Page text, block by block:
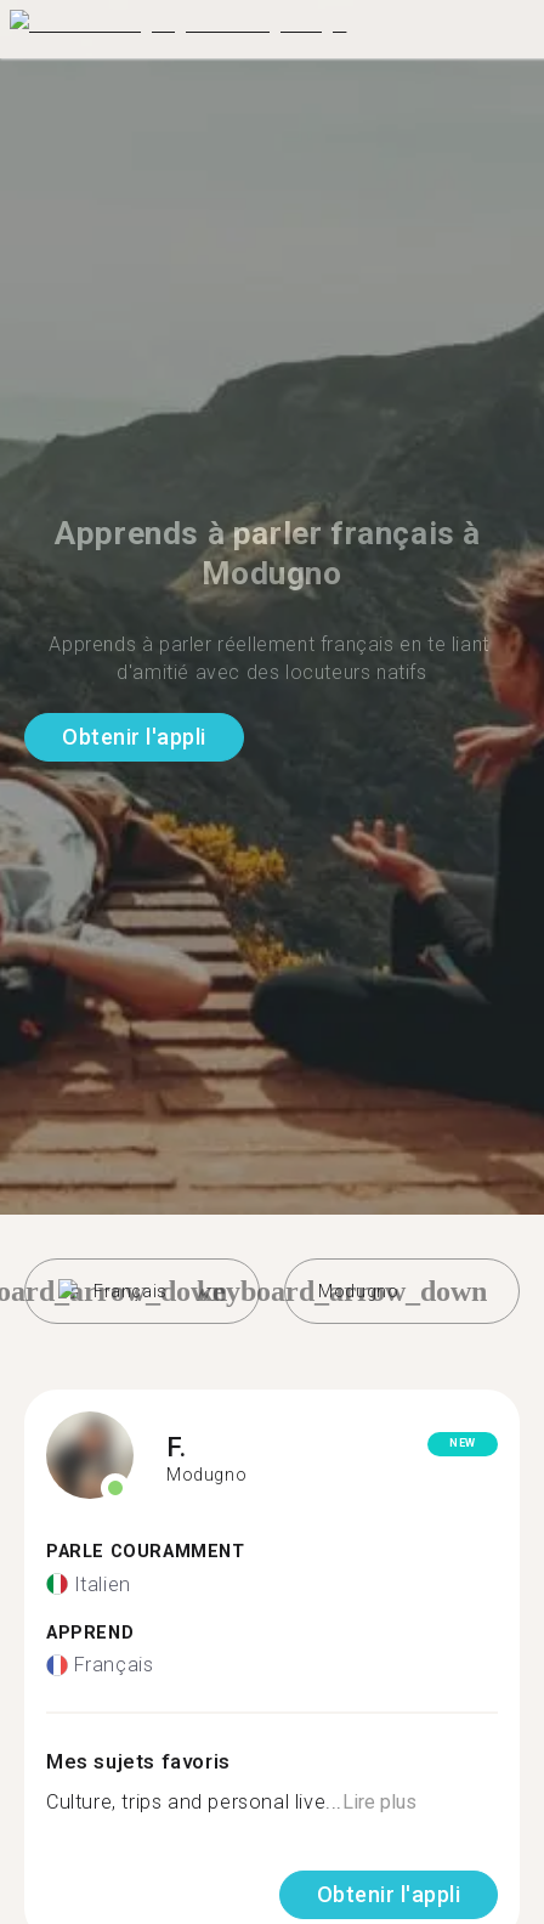
Apprends à parler français à
Modugno
Apprends à parler réellement français en te liant
d'amitié avec des locuteurs natifs
Obtenir l'appli
Français Modugno
keyboard_arrow_down
F.
Modugno
NEW
PARLE COURAMMENT
Italien
APPREND
Français
Mes sujets favoris
Culture, trips and personal live...Lire plus
Obtenir l'appli